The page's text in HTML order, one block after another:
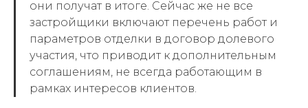
они получат в итоге. Сейчас же не все
застройщики включают перечень работ и
параметров отделки в договор долевого
участия, что приводит к дополнительным
соглашениям, не всегда работающим в
рамках интересов клиентов.